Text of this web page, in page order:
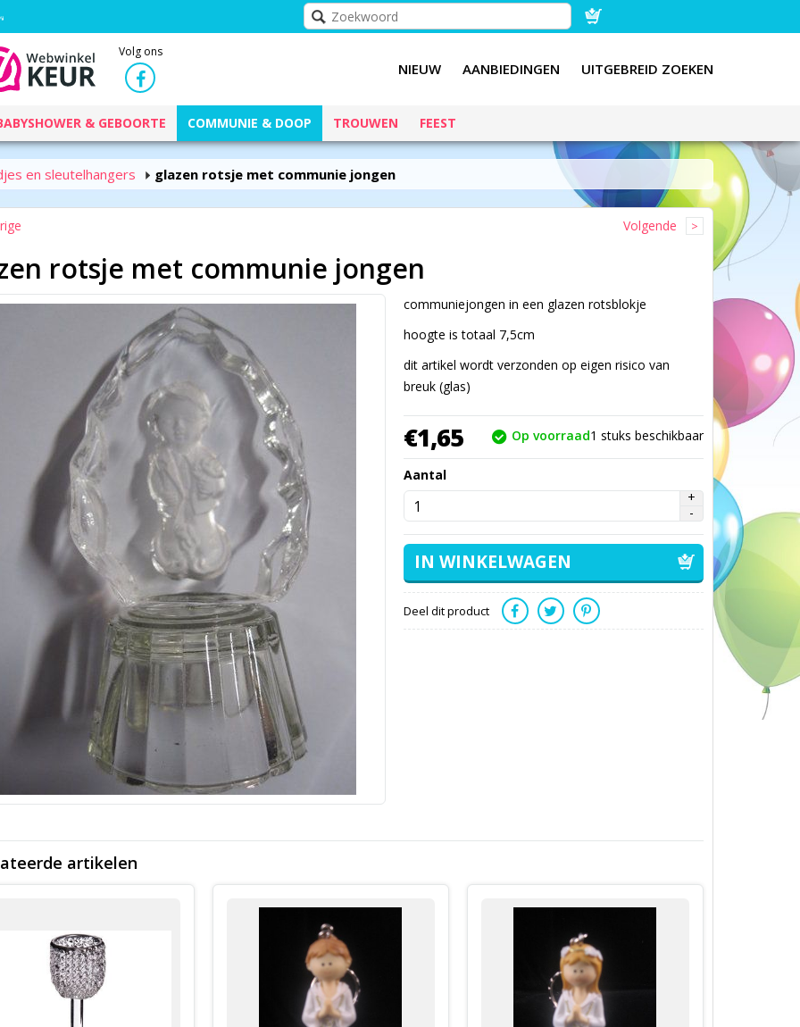
Volg ons
NIEUW AANBIEDINGEN UITGEBREID ZOEKEN
& GEBOORTE COMMUNIE & DOOP TROUWEN FEEST
en sleutelhangers glazen rotsje met communie jongen
Volgende
rotsje met communie jongen
communiejongen in een glazen rotsblokje
hoogte is totaal 7,5cm
dit artikel wordt verzonden op eigen risico van
breuk (glas)
€1,65 Op voorraad1 stuks beschikbaar
Aantal
Deel dit product
artikelen